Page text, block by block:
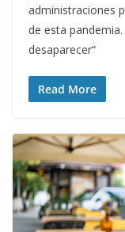
administraciones
de esta
desaparecer“
Read More